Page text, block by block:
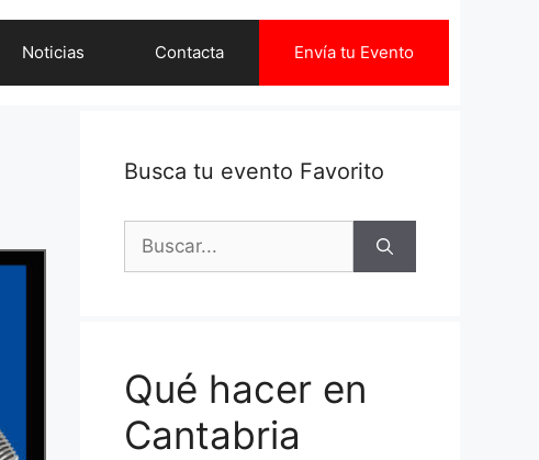
Noticias Contacta Envía tu Evento
Busca tu evento Favorito
Buscar:
Qué hacer en
Cantabria